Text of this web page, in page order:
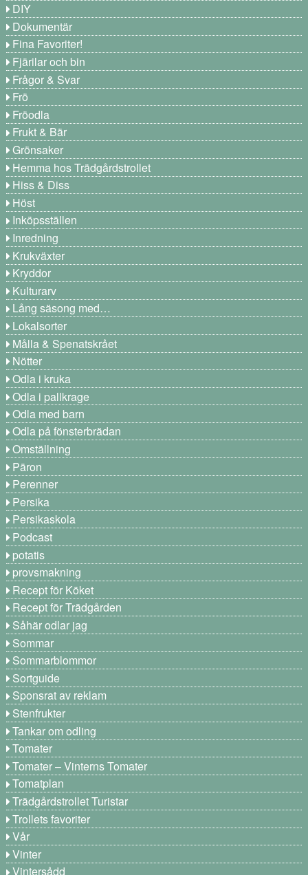
DIY
Dokumentär
Fina Favoriter!
Fjärilar och bin
Frågor & Svar
Frö
Fröodla
Frukt & Bär
Grönsaker
Hemma hos Trädgårdstrollet
Hiss & Diss
Höst
Inköpsställen
Inredning
Krukväxter
Kryddor
Kulturarv
Lång säsong med…
Lokalsorter
Målla & Spenatskrået
Nötter
Odla i kruka
Odla i pallkrage
Odla med barn
Odla på fönsterbrädan
Omställning
Päron
Perenner
Persika
Persikaskola
Podcast
potatis
provsmakning
Recept för Köket
Recept för Trädgården
Såhär odlar jag
Sommar
Sommarblommor
Sortguide
Sponsrat av reklam
Stenfrukter
Tankar om odling
Tomater
Tomater – Vinterns Tomater
Tomatplan
Trädgårdstrollet Turistar
Trollets favoriter
Vår
Vinter
Vintersådd